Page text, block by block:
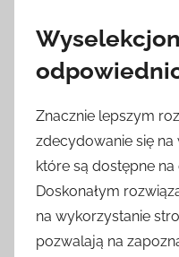
Znacznie lepszym
zdecydowanie się
które są dostępne
Doskonałym
na wykorzystanie
pozwalają na